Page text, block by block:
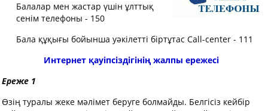
Балалар мен жастар үшін ұлттық
сенім телефоны - 150
Бала құқығы бойынша уәкілетті біртұтас Call-center - 111
Интернет қауіпсіздігінің жалпы ережесі
Ереже 1
Өзің туралы жеке мәлімет беруге болмайды. Белгісіз кейбір